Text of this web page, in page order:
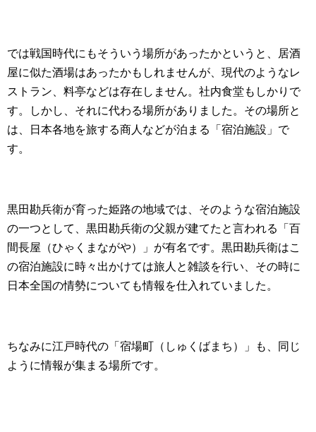
では戦国時代にもそういう場所があったかというと、居酒
屋に似た酒場はあったかもしれませんが、現代のようなレ
ストラン、料亭などは存在しません。社内食堂もしかりで
す。しかし、それに代わる場所がありました。その場所と
は、日本各地を旅する商人などが泊まる「宿泊施設」で
す。
黒田勘兵衛が育った姫路の地域では、そのような宿泊施設
の一つとして、黒田勘兵衛の父親が建てたと言われる「百
間長屋（ひゃくまながや）」が有名です。黒田勘兵衛はこ
の宿泊施設に時々出かけては旅人と雑談を行い、その時に
日本全国の情勢についても情報を仕入れていました。
ちなみに江戸時代の「宿場町（しゅくばまち）」も、同じ
ように情報が集まる場所です。